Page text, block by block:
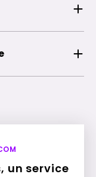
un service